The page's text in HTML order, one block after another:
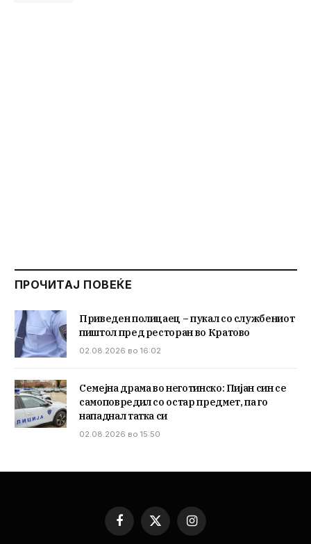
ПРОЧИТАЈ ПОВЕЌЕ
Приведен полицаец – пукал со службениот
пиштол пред ресторан во Кратово
02.08.2026 во 16:02
Семејна драма во неготинско: Пијан син се
самоповредил со остар предмет, па го
нападнал татка си
02.08.2026 во 15:50
Facebook
X
Instagram